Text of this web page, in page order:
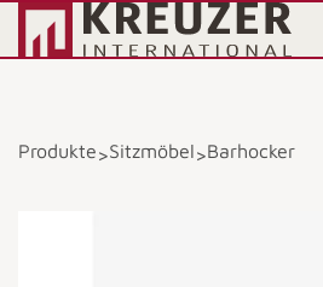
Produkte>Sitzmöbel>Barhocker